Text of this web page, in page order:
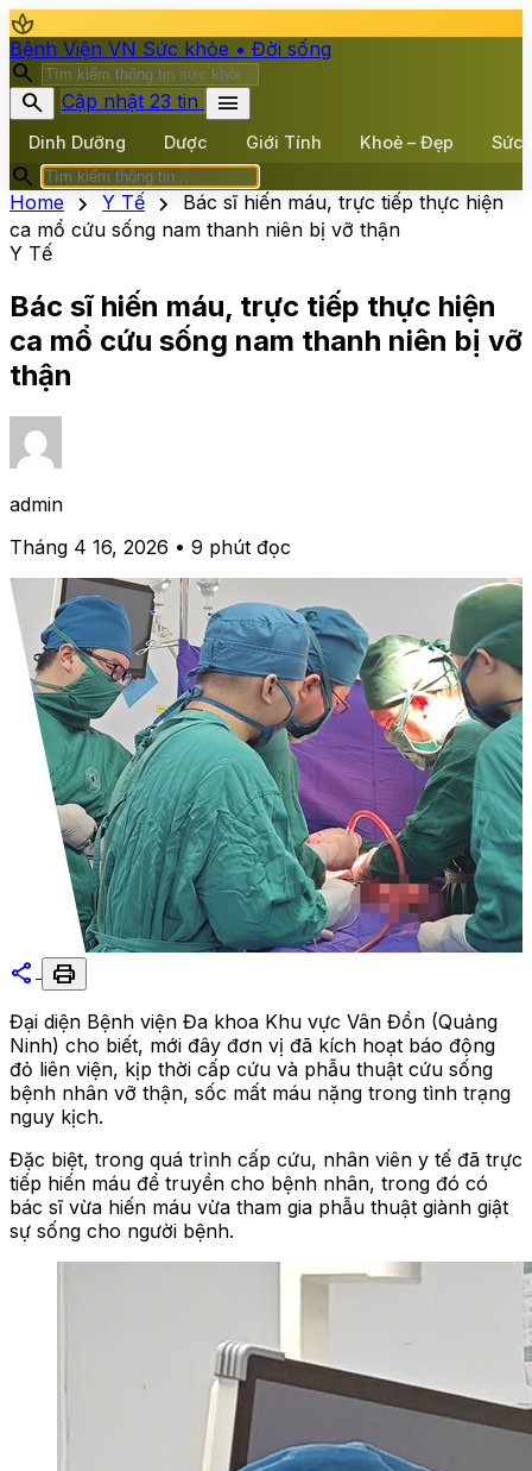
spa
Bệnh Viện VN Sức khỏe • Đời sống
search
search
Cập nhật 23 tin menu
Dinh Dưỡng Dược Giới Tính Khoẻ – Đẹp Sức
search
Home chevron_right Y Tế chevron_right
Bác sĩ hiến máu, trực tiếp thực hiện
ca mổ cứu sống nam thanh niên bị vỡ thận
Y Tế
Bác sĩ hiến máu, trực tiếp thực hiện
ca mổ cứu sống nam thanh niên bị vỡ
thận
admin
Tháng 4 16, 2026 • 9 phút đọc
share print
Đại diện Bệnh viện Đa khoa Khu vực Vân Đồn (Quảng
Ninh) cho biết, mới đây đơn vị đã kích hoạt báo động
đỏ liên viện, kịp thời cấp cứu và phẫu thuật cứu sống
bệnh nhân vỡ thận, sốc mất máu nặng trong tình trạng
nguy kịch.
Đặc biệt, trong quá trình cấp cứu, nhân viên y tế đã trực
tiếp hiến máu để truyền cho bệnh nhân, trong đó có
bác sĩ vừa hiến máu vừa tham gia phẫu thuật giành giật
sự sống cho người bệnh.